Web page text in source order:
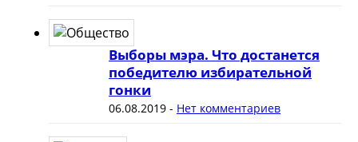
Выборы мэра. Что достанется
победителю избирательной
гонки
06.08.2019- Нет комментариев